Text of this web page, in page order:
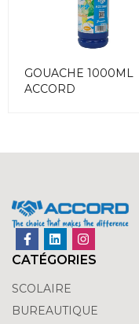
GOUACHE 1000ML
ACCORD
CATÉGORIES
SCOLAIRE
BUREAUTIQUE